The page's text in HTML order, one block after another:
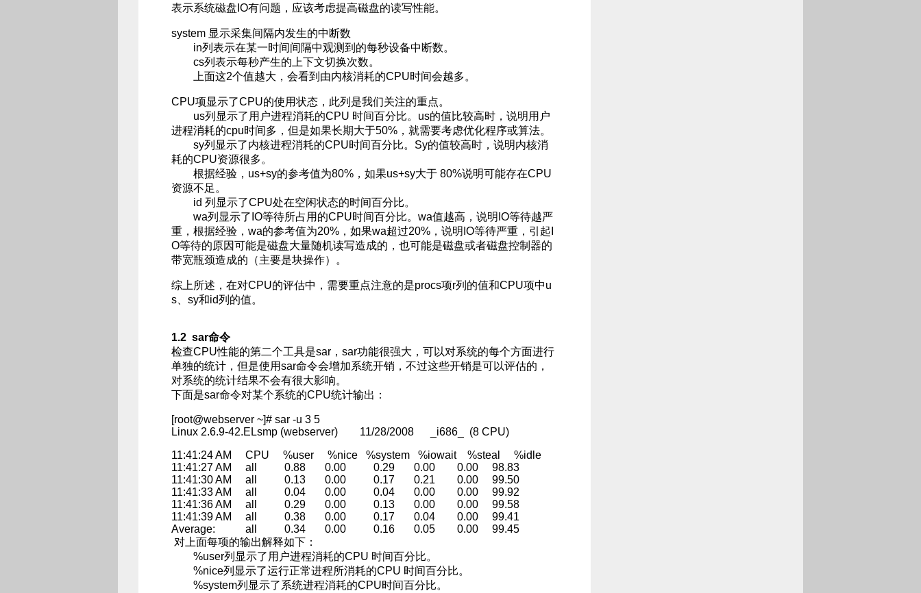
表示系统磁盘IO有问题，应该考虑提高磁盘的读写性能。
system 显示采集间隔内发生的中断数
in列表示在某一时间间隔中观测到的每秒设备中断数。
cs列表示每秒产生的上下文切换次数。
上面这2个值越大，会看到由内核消耗的CPU时间会越多。
CPU项显示了CPU的使用状态，此列是我们关注的重点。
us列显示了用户进程消耗的CPU 时间百分比。us的值比较高时，说明用户
进程消耗的cpu时间多，但是如果长期大于50%，就需要考虑优化程序或算法。
sy列显示了内核进程消耗的CPU时间百分比。Sy的值较高时，说明内核消
耗的CPU资源很多。
根据经验，us+sy的参考值为80%，如果us+sy大于 80%说明可能存在CPU
资源不足。
id 列显示了CPU处在空闲状态的时间百分比。
wa列显示了IO等待所占用的CPU时间百分比。wa值越高，说明IO等待越严
重，根据经验，wa的参考值为20%，如果wa超过20%，说明IO等待严重，引起I
O等待的原因可能是磁盘大量随机读写造成的，也可能是磁盘或者磁盘控制器的
带宽瓶颈造成的（主要是块操作）。
综上所述，在对CPU的评估中，需要重点注意的是procs项r列的值和CPU项中u
s、sy和id列的值。
1.2 sar命令
检查CPU性能的第二个工具是sar，sar功能很强大，可以对系统的每个方面进行
单独的统计，但是使用sar命令会增加系统开销，不过这些开销是可以评估的，
对系统的统计结果不会有很大影响。
下面是sar命令对某个系统的CPU统计输出：
[root@webserver ~]# sar -u 3 5
Linux 2.6.9-42.ELsmp (webserver) 11/28/2008 _i686_ (8 CPU)
11:41:24 AM CPU %user %nice %system %iowait %steal %idle
11:41:27 AM all 0.88 0.00 0.29 0.00 0.00 98.83
11:41:30 AM all 0.13 0.00 0.17 0.21 0.00 99.50
11:41:33 AM all 0.04 0.00 0.04 0.00 0.00 99.92
11:41:36 AM all 0.29 0.00 0.13 0.00 0.00 99.58
11:41:39 AM all 0.38 0.00 0.17 0.04 0.00 99.41
Average: all 0.34 0.00 0.16 0.05 0.00 99.45
对上面每项的输出解释如下：
%user列显示了用户进程消耗的CPU 时间百分比。
%nice列显示了运行正常进程所消耗的CPU 时间百分比。
%system列显示了系统进程消耗的CPU时间百分比。